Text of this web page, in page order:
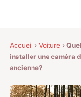
Accueil › Voiture ›
installer une caméra
ancienne?